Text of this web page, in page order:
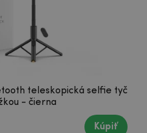
teleskopická selfie tyč
- čierna
Kúpiť